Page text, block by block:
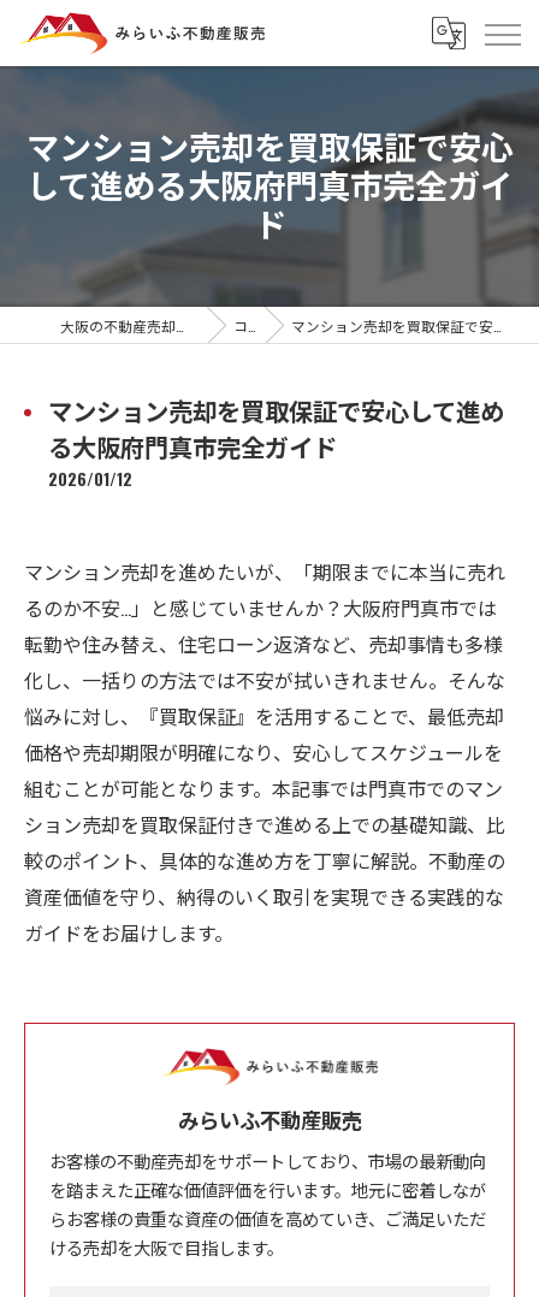
マンション売却を買取保証で安心
して進める大阪府門真市完全ガイ
ド
コラム マンション売却を買取保証で安心して進める大阪府門真市完全ガイド
マンション売却を買取保証で安心して進め
る大阪府門真市完全ガイド
2026/01/12
マンション売却を進めたいが、「期限までに本当に売れ
るのか不安…」と感じていませんか？大阪府門真市では
転勤や住み替え、住宅ローン返済など、売却事情も多様
化し、一括りの方法では不安が拭いきれません。そんな
悩みに対し、『買取保証』を活用することで、最低売却
価格や売却期限が明確になり、安心してスケジュールを
組むことが可能となります。本記事では門真市でのマン
ション売却を買取保証付きで進める上での基礎知識、比
較のポイント、具体的な進め方を丁寧に解説。不動産の
資産価値を守り、納得のいく取引を実現できる実践的な
ガイドをお届けします。
みらいふ不動産販売
お客様の不動産売却をサポートしており、市場の最新動向
を踏まえた正確な価値評価を行います。地元に密着しなが
らお客様の貴重な資産の価値を高めていき、ご満足いただ
ける売却を大阪で目指します。